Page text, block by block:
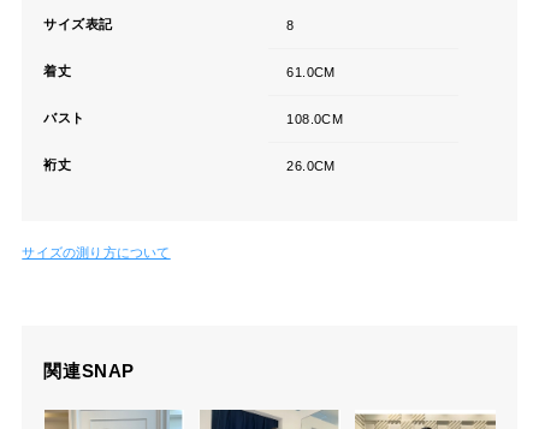
サイズ表記 8
着丈 61.0CM
バスト 108.0CM
裄丈 26.0CM
サイズの測り方について
関連SNAP